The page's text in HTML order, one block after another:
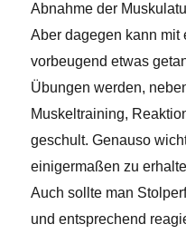
Abnahme der
Aber dagegen kann mit
vorbeugend etwas
Übungen werden,
Muskeltraining,
geschult. Genauso
einigermaßen zu
Auch sollte man
und entsprechend